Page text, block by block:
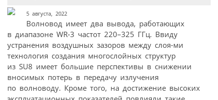
5 августа, 2022
Волновод имеет два вывода, работающих
в диапазоне WR‑3 частот 220–325 ГГц. Ввиду
устранения воздушных зазоров между слоя-ми
технология создания многослойных структур
из SU8 имеет большие перспективы в снижении
вносимых потерь в передачу излучения
по волноводу. Кроме того, на достижение высоких